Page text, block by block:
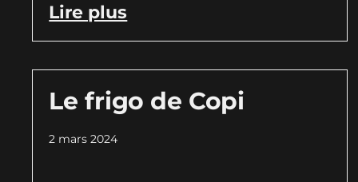
Lire plus
Le frigo de Copi
2 mars 2024